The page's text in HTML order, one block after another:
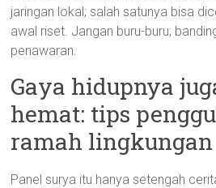
jaringan lokal; salah satunya bisa
awal riset. Jangan buru-buru;
penawaran.
Gaya hidupnya
hemat: tips
ramah lingkungan
Panel surya itu hanya setengah